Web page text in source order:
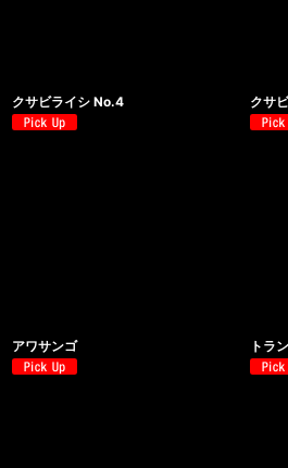
クサビライシ No.4 クサ
アワサンゴ トラ